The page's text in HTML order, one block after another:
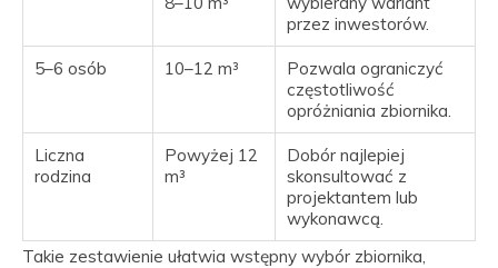
przez inwestorów.
5–6 osób 10–12 m³
Pozwala ograniczyć
częstotliwość
opróżniania zbiornika.
Liczna
rodzina
Powyżej 12
m³
Dobór najlepiej
skonsultować z
projektantem lub
wykonawcą.
Takie zestawienie ułatwia wstępny wybór zbiornika,